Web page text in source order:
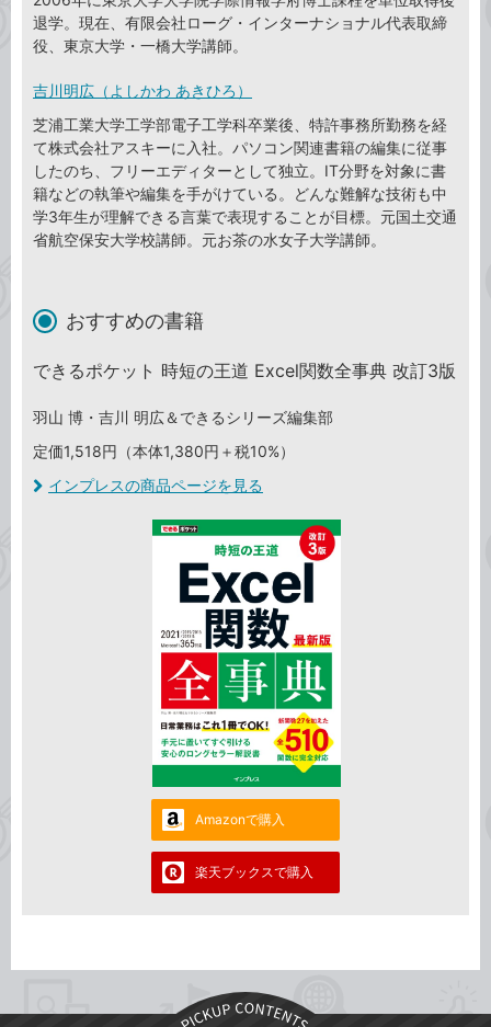
退学。現在、有限会社ローグ・インターナショナル代表取締
役、東京大学・一橋大学講師。
吉川明広（よしかわ あきひろ）
芝浦工業大学工学部電子工学科卒業後、特許事務所勤務を経
て株式会社アスキーに入社。パソコン関連書籍の編集に従事
したのち、フリーエディターとして独立。IT分野を対象に書
籍などの執筆や編集を手がけている。どんな難解な技術も中
学3年生が理解できる言葉で表現することが目標。元国土交通
省航空保安大学校講師。元お茶の水女子大学講師。
おすすめの書籍
できるポケット 時短の王道 Excel関数全事典 改訂3版
羽山 博・吉川 明広＆できるシリーズ編集部
定価1,518円（本体1,380円＋税10%）
インプレスの商品ページを見る
Amazonで購入
楽天ブックスで購入